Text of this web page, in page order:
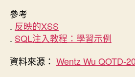
參考
. 反映的XSS
. SQL注入教程：學習示例
資料來源： Wentz Wu QOTD-